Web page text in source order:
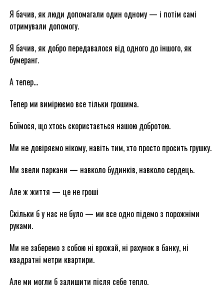
Я бачив, як люди допомагали один одному — і потім самі
отримували допомогу.
Я бачив, як добро передавалося від одного до іншого, як
бумеранг.
А тепер…
Тепер ми вимірюємо все тільки грошима.
Боїмося, що хтось скористається нашою добротою.
Ми не довіряємо нікому, навіть тим, хто просто просить грушку.
Ми звели паркани — навколо будинків, навколо сердець.
Але ж життя — це не гроші
Скільки б у нас не було — ми все одно підемо з порожніми
руками.
Ми не заберемо з собою ні врожай, ні рахунок в банку, ні
квадратні метри квартири.
Але ми могли б залишити після себе тепло.